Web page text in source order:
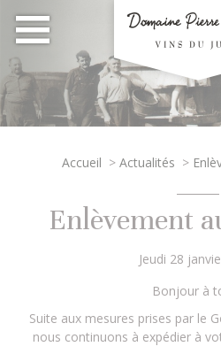
Accueil > Actualités >
Enlèvement
Jeudi 28
Bonjour à
Suite aux mesures prises par le
nous continuons à expédier à